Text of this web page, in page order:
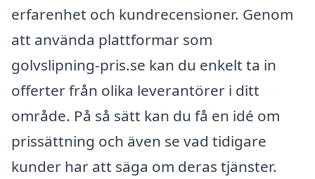
erfarenhet och kundrecensioner. Genom
att använda plattformar som
golvslipning-pris.se kan du enkelt ta in
offerter från olika leverantörer i ditt
område. På så sätt kan du få en idé om
prissättning och även se vad tidigare
kunder har att säga om deras tjänster.